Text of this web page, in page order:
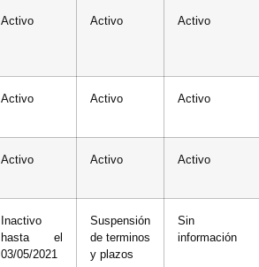
Activo Activo Activo
Activo Activo Activo
Activo Activo Activo
Inactivo
hasta el
03/05/2021
Suspensión
de terminos
y plazos
Sin
información